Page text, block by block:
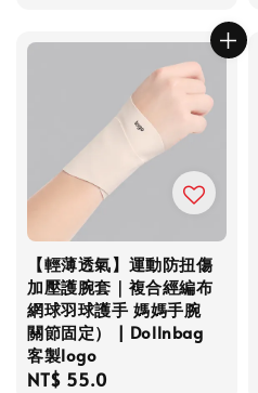
【輕薄透氣】運動防扭傷
加壓護腕套｜複合經編布
網球羽球護手 媽媽手腕
關節固定） | Dollnbag
客製logo
Regular
NT$ 55.0